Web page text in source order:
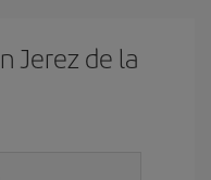
Jerez de la